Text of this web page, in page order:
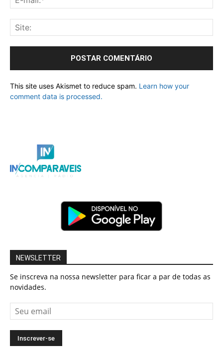
This site uses Akismet to reduce spam. Learn how your
comment data is processed.
NEWSLETTER
Se inscreva na nossa newsletter para ficar a par de todas as
novidades.